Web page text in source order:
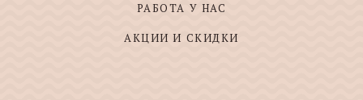
РАБОТА У НАС
АКЦИИ И СКИДКИ